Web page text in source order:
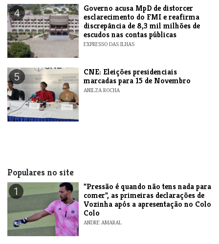
4
Governo acusa MpD de distorcer
esclarecimento do FMI e reafirma
discrepância de 8,3 mil milhões de
escudos nas contas públicas
EXPRESSO DAS ILHAS
5
CNE: Eleições presidenciais
marcadas para 15 de Novembro
ANILZA ROCHA
Populares no site
1
"Pressão é quando não tens nada para
comer", as primeiras declarações de
Vozinha após a apresentação no Colo
Colo
ANDRE AMARAL